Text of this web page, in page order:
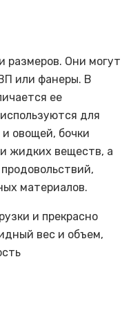
размеров. Они могут
или фанеры. В
ее
для
овощей, бочки
жидких веществ, а
материалов.
и прекрасно
вес и объем,